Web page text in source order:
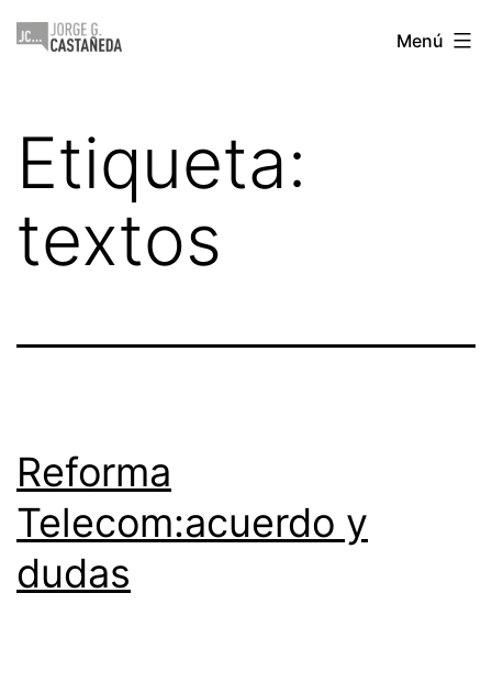
Saltar
Jorge
Menú
Etiqueta:
textos
Reforma
Telecom:acuerdo y
dudas